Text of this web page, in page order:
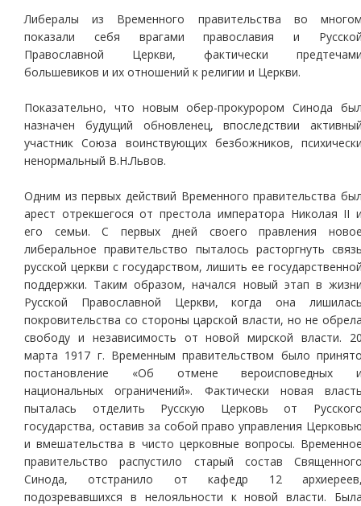
Либералы из Временного правительства во
показали себя врагами православия и
Православной Церкви, фактически
большевиков и их отношений к религии и Церкви.
Показательно, что новым обер-прокурором Синода
назначен будущий обновленец, впоследствии
участник Союза воинствующих безбожников,
ненормальный В.Н.Львов.
Одним из первых действий Временного правительства
арест отрекшегося от престола императора Николая II
его семьи. С первых дней своего правления
либеральное правительство пыталось расторгнуть
русской церкви с государством, лишить ее
поддержки. Таким образом, начался новый этап в
Русской Православной Церкви, когда она
покровительства со стороны царской власти, но не
свободу и независимость от новой мирской власти.
марта 1917 г. Временным правительством было
постановление «Об отмене вероисповедных
национальных ограничений». Фактически новая
пыталась отделить Русскую Церковь от
государства, оставив за собой право управления
и вмешательства в чисто церковные вопросы.
правительство распустило старый состав
Синода, отстранило от кафедр 12
подозревавшихся в нелояльности к новой власти.